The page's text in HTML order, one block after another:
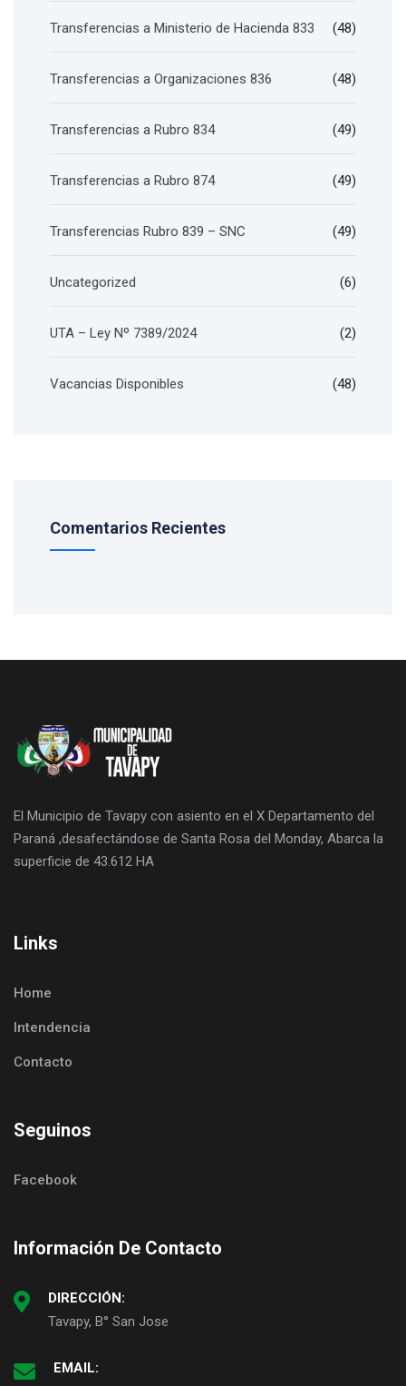
Transferencias a Ministerio de Hacienda 833 (48)
Transferencias a Organizaciones 836 (48)
Transferencias a Rubro 834 (49)
Transferencias a Rubro 874 (49)
Transferencias Rubro 839 – SNC (49)
Uncategorized (6)
UTA – Ley Nº 7389/2024 (2)
Vacancias Disponibles (48)
Comentarios Recientes
El Municipio de Tavapy con asiento en el X Departamento del
Paraná ,desafectándose de Santa Rosa del Monday, Abarca la
superficie de 43.612 HA
Links
Home
Intendencia
Contacto
Seguinos
Facebook
Información De Contacto
DIRECCIÓN:
Tavapy, B° San Jose
EMAIL: